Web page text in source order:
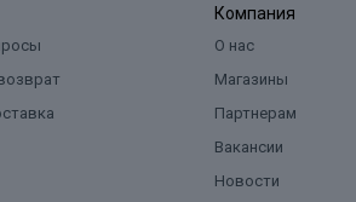
Компания
О нас
Магазины
Партнерам
Вакансии
Новости